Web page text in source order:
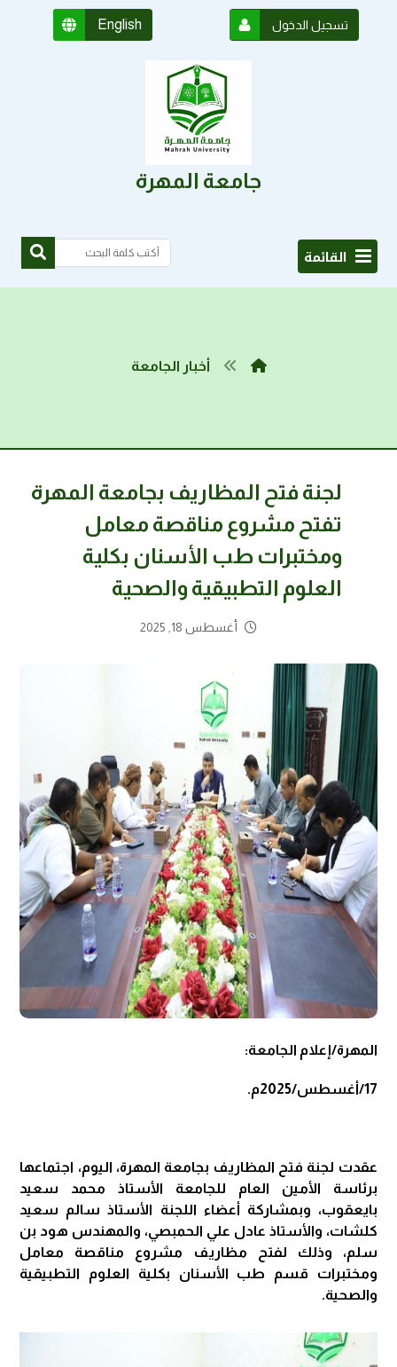
English تسجيل الدخول
جامعة المهرة
القائمة
أخبار الجامعة
لجنة فتح المظاريف بجامعة المهرة
تفتح مشروع مناقصة معامل
ومختبرات طب الأسنان بكلية
العلوم التطبيقية والصحية
أغسطس 18, 2025
المهرة/إعلام الجامعة:
17/أغسطس/2025م.
عقدت لجنة فتح المظاريف بجامعة المهرة، اليوم، اجتماعها
برئاسة الأمين العام للجامعة الأستاذ محمد سعيد
بايعقوب، وبمشاركة أعضاء اللجنة الأستاذ سالم سعيد
كلشات، والأستاذ عادل علي الحمبصي، والمهندس هود بن
سلم، وذلك لفتح مظاريف مشروع مناقصة معامل
ومختبرات قسم طب الأسنان بكلية العلوم التطبيقية
والصحية.